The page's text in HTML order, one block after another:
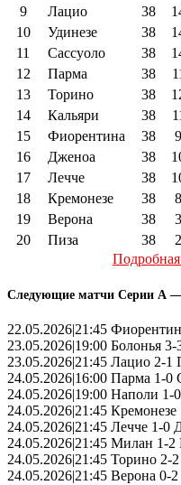
9
Лацио 38
10
Удинезе 38
11
Сассуоло 38
12
Парма 38
13
Торино 38
14
Кальяри 38
15
Фиорентина 38 9
16
Дженоа 38
17
Лечче 38
18
Кремонезе 38 8
19
Верона 38 3
20
Пиза 38 2
Следующие матчи Серии А —
22.05.2026|21:45
23.05.2026|19:00 Болонья
23.05.2026|21:45 Лацио 2-1
24.05.2026|16:00 Парма 1-0
24.05.2026|19:00 Наполи 1-
24.05.2026|21:45
24.05.2026|21:45 Лечче 1-0
24.05.2026|21:45 Милан 1-2
24.05.2026|21:45 Торино 2-
24.05.2026|21:45 Верона 0-